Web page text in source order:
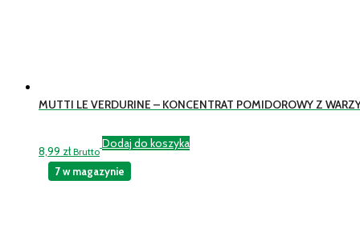
MUTTI LE VERDURINE – KONCENTRAT POMIDOROWY Z
8,99 zł Brutto
Dodaj do koszyka
7 w magazynie